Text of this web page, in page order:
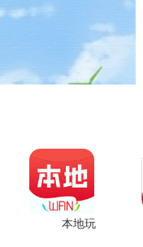
本地玩